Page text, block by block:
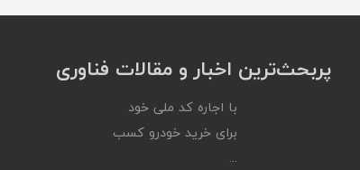
پربحث‌ترین اخبار و مقالات فناوری
با اجاره کد ملی خود
برای خرید خودرو کسب
...